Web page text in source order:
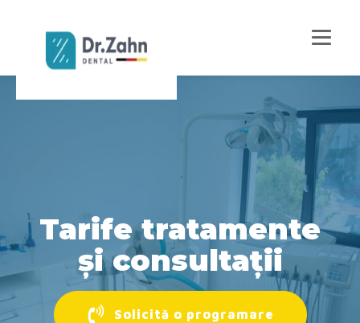
Tarife tratamente
și consultații
Solicită o programare